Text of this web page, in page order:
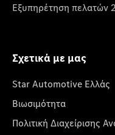
Εξυπηρέτηση πελατών
Σχετικά με μας
Star Automotive Ελλάς
Βιωσιμότητα
Πολιτική Διαχείρισης